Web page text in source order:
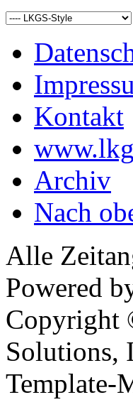
Kontakt
Archiv
Nach
Alle
Powered
Copyright
Solutions,
Template-